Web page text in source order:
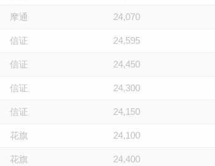
摩通 24,070
信证 24,595
信证 24,450
信证 24,300
信证 24,150
花旗 24,100
花旗 24,400